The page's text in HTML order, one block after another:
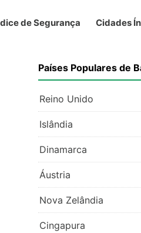
de Segurança Cidades
Países Populares de
Reino Unido
Islândia
Dinamarca
Áustria
Nova Zelândia
Cingapura